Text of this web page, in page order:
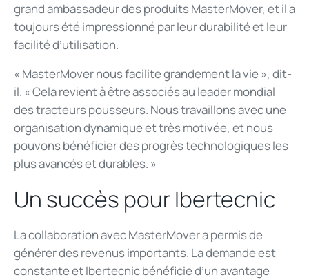
grand ambassadeur des produits MasterMover, et il a
toujours été impressionné par leur durabilité et leur
facilité d’utilisation.
« MasterMover nous facilite grandement la vie », dit-
il. « Cela revient à être associés au leader mondial
des tracteurs pousseurs. Nous travaillons avec une
organisation dynamique et très motivée, et nous
pouvons bénéficier des progrès technologiques les
plus avancés et durables. »
Un succès pour Ibertecnic
La collaboration avec MasterMover a permis de
générer des revenus importants. La demande est
constante et Ibertecnic bénéficie d’un avantage